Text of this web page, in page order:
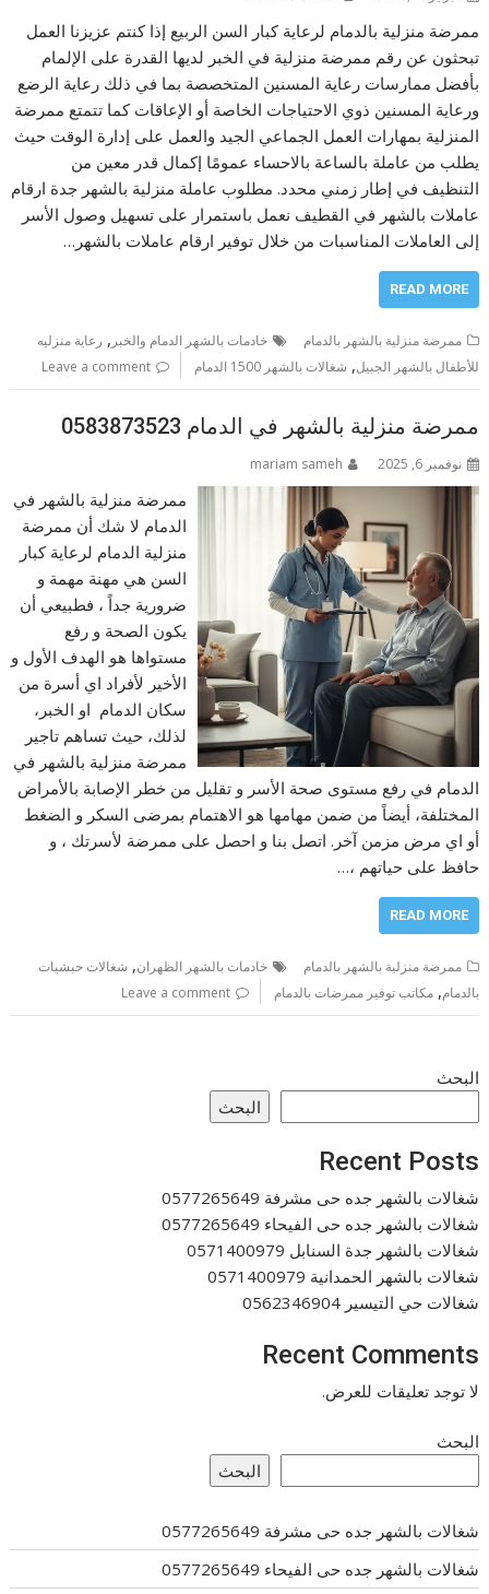
ممرضة منزلية بالدمام لرعاية كبار السن الربيع إذا كنتم عزيزنا العمل
تبحثون عن رقم ممرضة منزلية في الخبر لديها القدرة على الإلمام
بأفضل ممارسات رعاية المسنين المتخصصة بما في ذلك رعاية الرضع
ورعاية المسنين ذوي الاحتياجات الخاصة أو الإعاقات كما تتمتع ممرضة
المنزلية بمهارات العمل الجماعي الجيد والعمل على إدارة الوقت حيث
يطلب من عاملة بالساعة بالاحساء عمومًا إكمال قدر معين من
التنظيف في إطار زمني محدد. مطلوب عاملة منزلية بالشهر جدة ارقام
عاملات بالشهر في القطيف نعمل باستمرار على تسهيل وصول الأسر
إلى العاملات المناسبات من خلال توفير ارقام عاملات بالشهر…
READ MORE
ممرضة منزلية بالشهر بالدمام خادمات بالشهر الدمام والخبر , رعاية منزليه
للأطفال بالشهر الجبيل, شغالات بالشهر 1500 الدمام Leave a comment
ممرضة منزلية بالشهر في الدمام 0583873523
نوفمبر 6, 2025 mariam sameh
ممرضة منزلية بالشهر في
الدمام لا شك أن ممرضة
منزلية الدمام لرعاية كبار
السن هي مهنة مهمة و
ضرورية جداً ، فطبيعي أن
يكون الصحة و رفع
مستواها هو الهدف الأول و
الأخير لأفراد اي أسرة من
سكان الدمام او الخبر،
لذلك، حيث تساهم تاجير
ممرضة منزلية بالشهر في
الدمام في رفع مستوى صحة الأسر و تقليل من خطر الإصابة بالأمراض
المختلفة، أيضاً من ضمن مهامها هو الاهتمام بمرضى السكر و الضغط
أو اي مرض مزمن آخر. اتصل بنا و احصل على ممرضة لأسرتك ، و
حافظ على حياتهم ،…
READ MORE
ممرضة منزلية بالشهر بالدمام خادمات بالشهر الظهران, شغالات حبشيات
بالدمام,مكاتب توفير ممرضات بالدمام Leave a comment
البحث
البحث
Recent Posts
شغالات بالشهر جده حى مشرفة 0577265649
شغالات بالشهر جده حى الفيحاء 0577265649
شغالات بالشهر جدة السنابل 0571400979
شغالات بالشهر الحمدانية 0571400979
شغالات حي التيسير 0562346904
Recent Comments
لا توجد تعليقات للعرض.
البحث
البحث
شغالات بالشهر جده حى مشرفة 0577265649
شغالات بالشهر جده حى الفيحاء 0577265649